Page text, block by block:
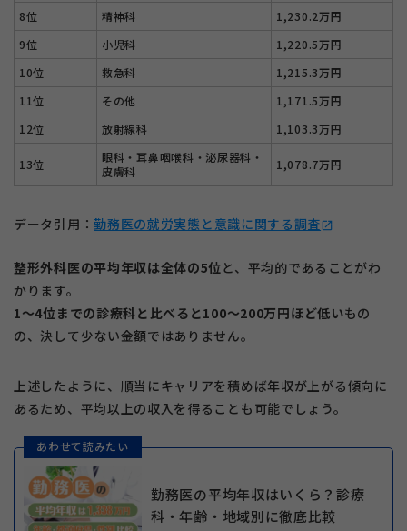
8位
精神科
1,230.2万円
9位
小児科
1,220.5万円
10位
救急科
1,215.3万円
11位
その他
1,171.5万円
12位
放射線科 1,103.3万円
13位
眼科・耳鼻咽喉科・泌尿器科・
皮膚科
1,078.7万円
データ引用：勤務医の就労実態と意識に関する調査 open_in_new
整形外科医の平均年収は全体の5位と、平均的であることがわ
かります。
1〜4位までの診療科と比べると100〜200万円ほど低いもの
の、決して少ない金額ではありません。
上述したように、順当にキャリアを積めば年収が上がる傾向に
あるため、平均以上の収入を得ることも可能でしょう。
あわせて読みたい
勤務医の平均年収はいくら？診療
科・年齢・地域別に徹底比較